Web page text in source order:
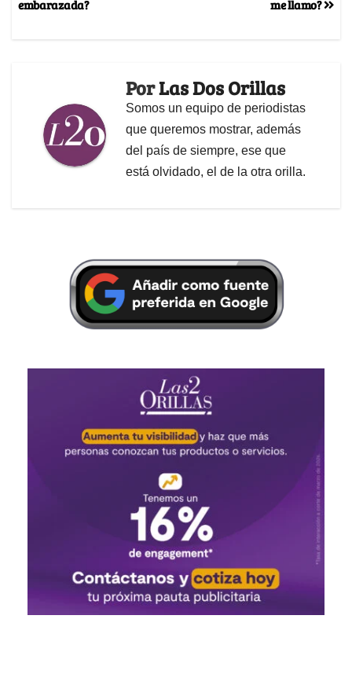
me llamo?
embarazada?
PorLas Dos Orillas
Somos un equipo de periodistas
que queremos mostrar, además
del país de siempre, ese que
está olvidado, el de la otra orilla.